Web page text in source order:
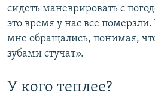
сидеть маневрировать с
это время у нас все
мне обращались, понимая,
зубами стучат».
У кого теплее?